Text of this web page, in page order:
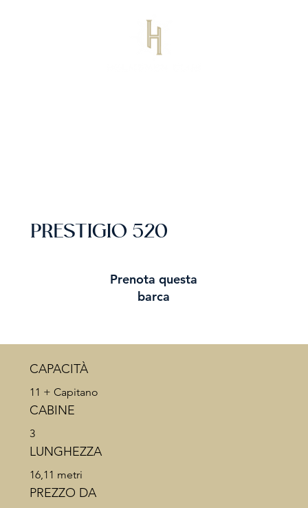
PRESTIGIO 520
Prenota questa
barca
CAPACITÀ
11 + Capitano
CABINE
3
LUNGHEZZA
16,11 metri
PREZZO DA